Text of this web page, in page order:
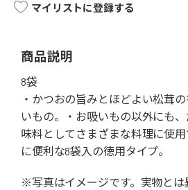
マイリストに登録する
商品説明
8袋
・かつおの旨みとほどよい松茸
いもの。・お吸いもの以外にも
味料としてさまざまな料理に使
に便利な8袋入の徳用タイプ。
※写真はイメージです。実物とは